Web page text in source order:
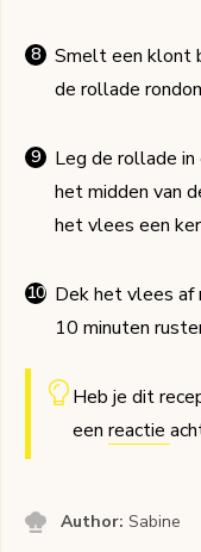
Smelt een klont
de rollade
Leg de rollade in
het midden van
het vlees een
Dek het vlees af
10 minuten
Heb je dit
een reactie
Author:Sabine